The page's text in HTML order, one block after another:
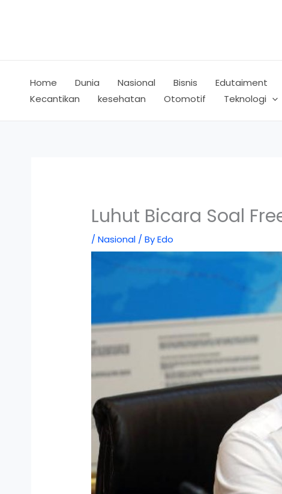
Home Dunia Nasional Bisnis Edutaiment
Kecantikan
kesehatan Otomotif Teknologi
Luhut Bicara Soal
/Nasional / ByEdo